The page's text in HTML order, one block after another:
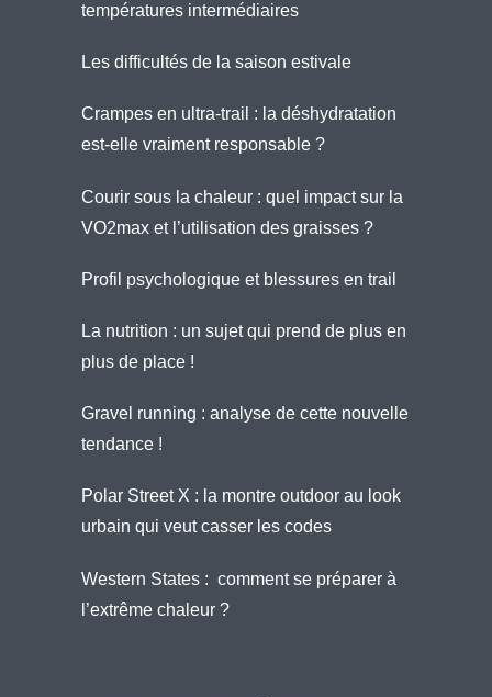
températures intermédiaires
Les difficultés de la saison estivale
Crampes en ultra-trail : la déshydratation
est-elle vraiment responsable ?
Courir sous la chaleur : quel impact sur la
VO2max et l’utilisation des graisses ?
Profil psychologique et blessures en trail
La nutrition : un sujet qui prend de plus en
plus de place !
Gravel running : analyse de cette nouvelle
tendance !
Polar Street X : la montre outdoor au look
urbain qui veut casser les codes
Western States : comment se préparer à
l’extrême chaleur ?